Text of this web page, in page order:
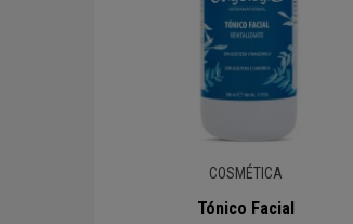
COSMÉTICA
Tónico Facial